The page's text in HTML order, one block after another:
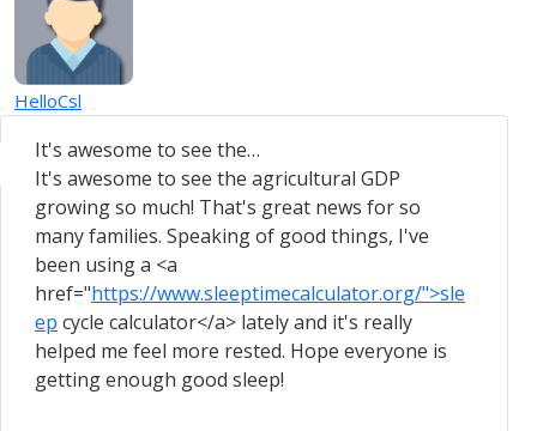
HelloCsl
It's awesome to see the…
It's awesome to see the agricultural GDP
growing so much! That's great news for so
many families. Speaking of good things, I've
been using a <a
href="https://www.sleeptimecalculator.org/">sle
ep cycle calculator</a> lately and it's really
helped me feel more rested. Hope everyone is
getting enough good sleep!